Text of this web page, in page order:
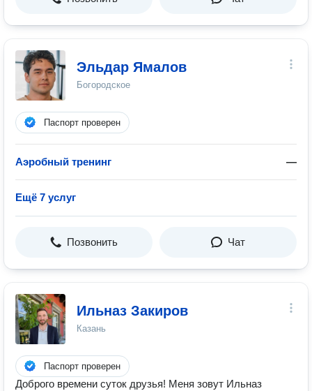
Эльдар Ямалов
Богородское
Паспорт проверен
Аэробный тренинг —
Ещё 7 услуг
Позвонить Чат
Ильназ Закиров
Казань
Паспорт проверен
Доброго времени суток друзья! Меня зовут Ильназ